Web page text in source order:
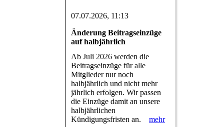
07.07.2026, 11:13
Änderung Beitragseinzüge
auf halbjährlich
Ab Juli 2026 werden die
Beitragseinzüge für alle
Mitglieder nur noch
halbjährlich und nicht mehr
jährlich erfolgen. Wir passen
die Einzüge damit an unsere
halbjährlichen
Kündigungsfristen an. mehr